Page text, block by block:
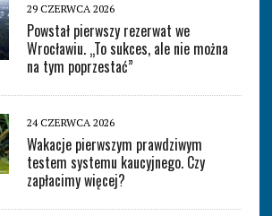
29 CZERWCA 2026
Powstał pierwszy rezerwat we
Wrocławiu. „To sukces, ale nie można
na tym poprzestać”
24 CZERWCA 2026
Wakacje pierwszym prawdziwym
testem systemu kaucyjnego. Czy
zapłacimy więcej?